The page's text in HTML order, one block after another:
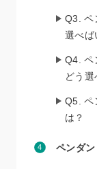
Q3. ペ
選べば
Q4. ペ
どう選
Q5. ペ
は？
ペンダ